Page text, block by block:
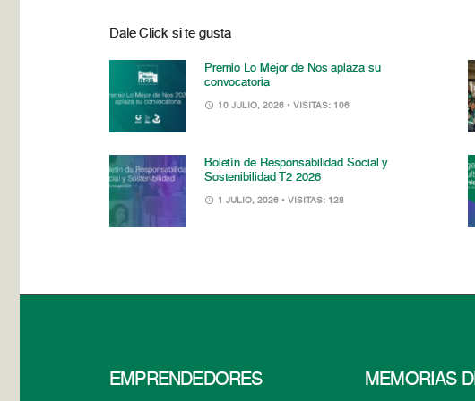
Dale Click si te gusta
Premio Lo Mejor de Nos aplaza su
convocatoria
10 JULIO, 2026 • VISITAS: 106
Boletín de Responsabilidad Social y
Sostenibilidad T2 2026
1 JULIO, 2026 • VISITAS: 128
EMPRENDEDORES MEMORIAS